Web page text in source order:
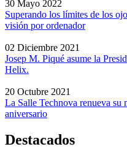
30 Mayo 2022
Superando los límites de los
visión por ordenador
02 Diciembre 2021
Josep M. Piqué asume la
Helix.
20 Octubre 2021
La Salle Technova renueva su
aniversario
Destacados